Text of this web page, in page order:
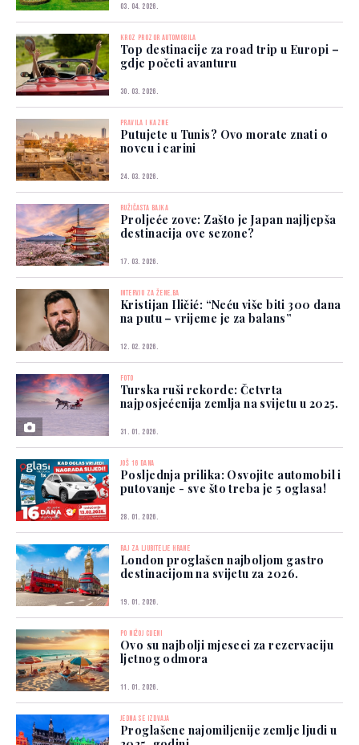
03. 04. 2026.
KROZ PROZOR AUTOMOBILA
Top destinacije za road trip u Europi –
gdje početi avanturu
30. 03. 2026.
PRAVILA I KAZNE
Putujete u Tunis? Ovo morate znati o
novcu i carini
24. 03. 2026.
RUŽIČASTA BAJKA
Proljeće zove: Zašto je Japan najljepša
destinacija ove sezone?
17. 03. 2026.
INTERVJU ZA ŽENE.BA
Kristijan Iličić: “Neću više biti 300 dana
na putu – vrijeme je za balans”
12. 02. 2026.
FOTO
Turska ruši rekorde: Četvrta
najposjećenija zemlja na svijetu u 2025.
31. 01. 2026.
JOŠ 16 DANA
Posljednja prilika: Osvojite automobil i
putovanje - sve što treba je 5 oglasa!
28. 01. 2026.
RAJ ZA LJUBITELJE HRANE
London proglašen najboljom gastro
destinacijom na svijetu za 2026.
19. 01. 2026.
PO NIŽOJ CIJENI
Ovo su najbolji mjeseci za rezervaciju
ljetnog odmora
11. 01. 2026.
JEDNA SE IZDVAJA
Proglašene najomiljenije zemlje ljudi u